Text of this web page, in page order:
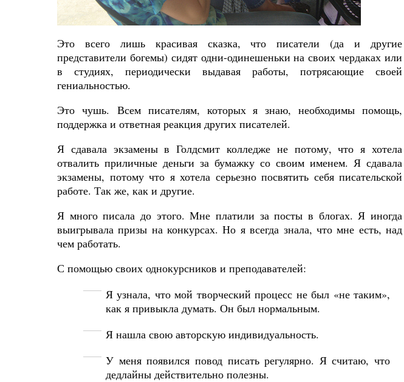
Это всего лишь красивая сказка, что писатели (да и другие
представители богемы) сидят одни-одинешеньки на своих чердаках или
в студиях, периодически выдавая работы, потрясающие своей
гениальностью.
Это чушь. Всем писателям, которых я знаю, необходимы помощь,
поддержка и ответная реакция других писателей.
Я сдавала экзамены в Голдсмит колледже не потому, что я хотела
отвалить приличные деньги за бумажку со своим именем. Я сдавала
экзамены, потому что я хотела серьезно посвятить себя писательской
работе. Так же, как и другие.
Я много писала до этого. Мне платили за посты в блогах. Я иногда
выигрывала призы на конкурсах. Но я всегда знала, что мне есть, над
чем работать.
С помощью своих однокурсников и преподавателей:
Я узнала, что мой творческий процесс не был «не таким»,
как я привыкла думать. Он был нормальным.
Я нашла свою авторскую индивидуальность.
У меня появился повод писать регулярно. Я считаю, что
дедлайны действительно полезны.